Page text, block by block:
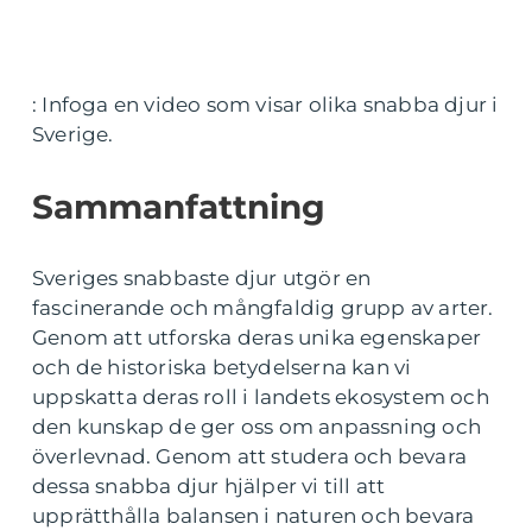
: Infoga en video som visar olika snabba djur i
Sverige.
Sammanfattning
Sveriges snabbaste djur utgör en
fascinerande och mångfaldig grupp av arter.
Genom att utforska deras unika egenskaper
och de historiska betydelserna kan vi
uppskatta deras roll i landets ekosystem och
den kunskap de ger oss om anpassning och
överlevnad. Genom att studera och bevara
dessa snabba djur hjälper vi till att
upprätthålla balansen i naturen och bevara